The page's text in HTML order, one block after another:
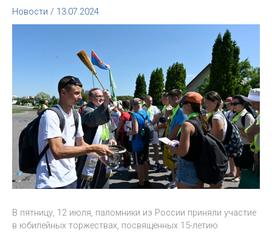
Новости / 13.07.2024
В пятницу, 12 июля, паломники из России приняли участие
в юбилейных торжествах, посвященных 15-летию